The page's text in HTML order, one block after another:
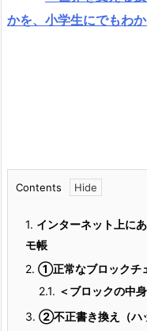
かを、小学生にでもわ
Contents
1. インターネット上に
モ帳
2. ①正常なブロックチ
2.1. ＜ブロックの中
3. ②不正書き換え（ハ